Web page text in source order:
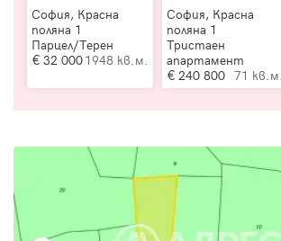
София, Красна
поляна 1
Парцел/Терен
32 0001948 кв.м.
София, Красна
поляна 1
Тристаен
апартамент
240 800 71 кв.м.